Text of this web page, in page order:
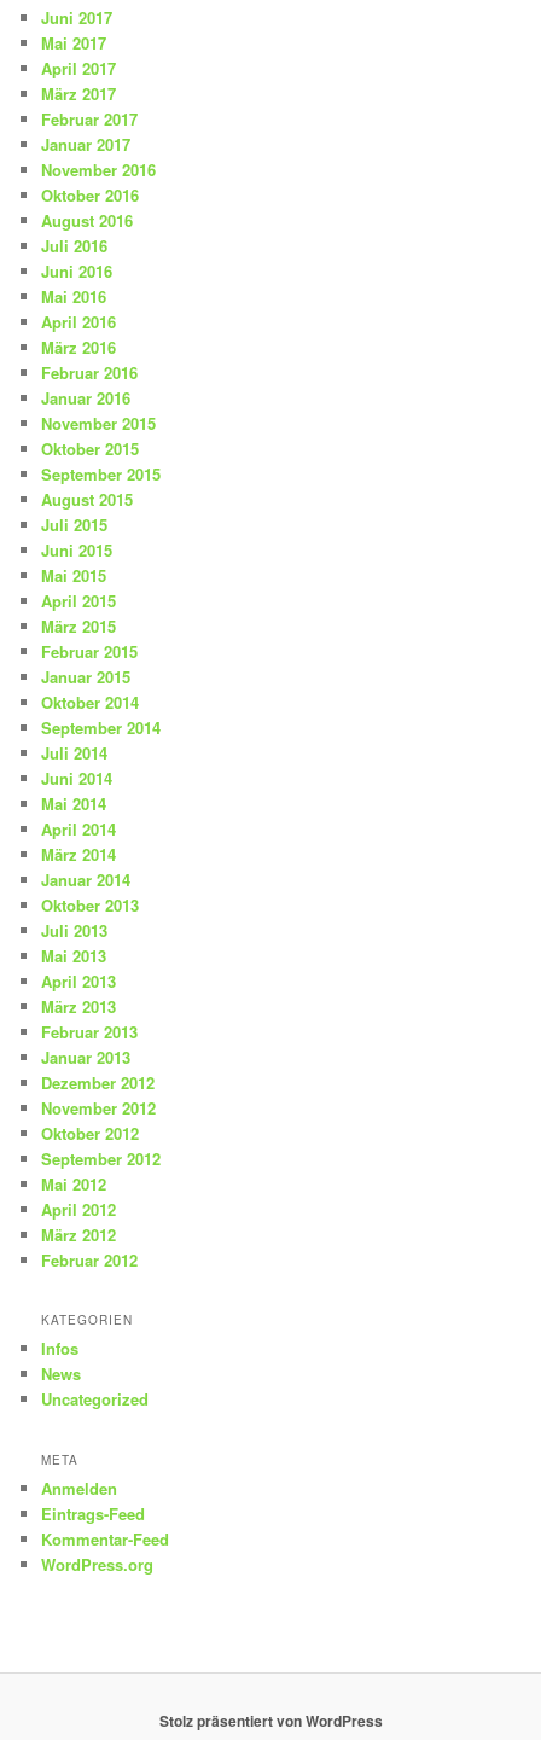
Juni 2017
Mai 2017
April 2017
März 2017
Februar 2017
Januar 2017
November 2016
Oktober 2016
August 2016
Juli 2016
Juni 2016
Mai 2016
April 2016
März 2016
Februar 2016
Januar 2016
November 2015
Oktober 2015
September 2015
August 2015
Juli 2015
Juni 2015
Mai 2015
April 2015
März 2015
Februar 2015
Januar 2015
Oktober 2014
September 2014
Juli 2014
Juni 2014
Mai 2014
April 2014
März 2014
Januar 2014
Oktober 2013
Juli 2013
Mai 2013
April 2013
März 2013
Februar 2013
Januar 2013
Dezember 2012
November 2012
Oktober 2012
September 2012
Mai 2012
April 2012
März 2012
Februar 2012
KATEGORIEN
Infos
News
Uncategorized
META
Anmelden
Eintrags-Feed
Kommentar-Feed
WordPress.org
Stolz präsentiert von WordPress